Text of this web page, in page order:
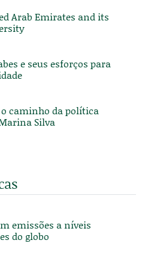
Arab Emirates and its
e seus esforços para
caminho da política
Silva
emissões a níveis
do globo